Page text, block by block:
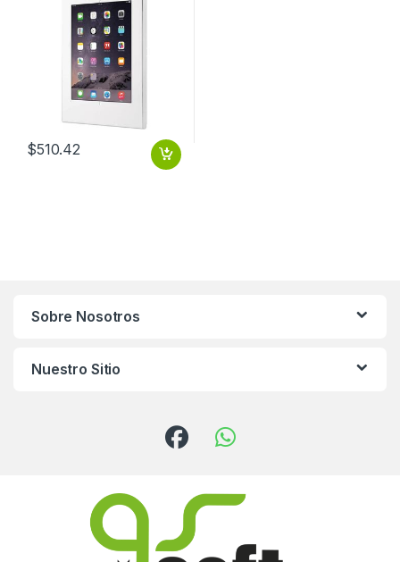
$510.42
Sobre Nosotros
Nuestro Sitio